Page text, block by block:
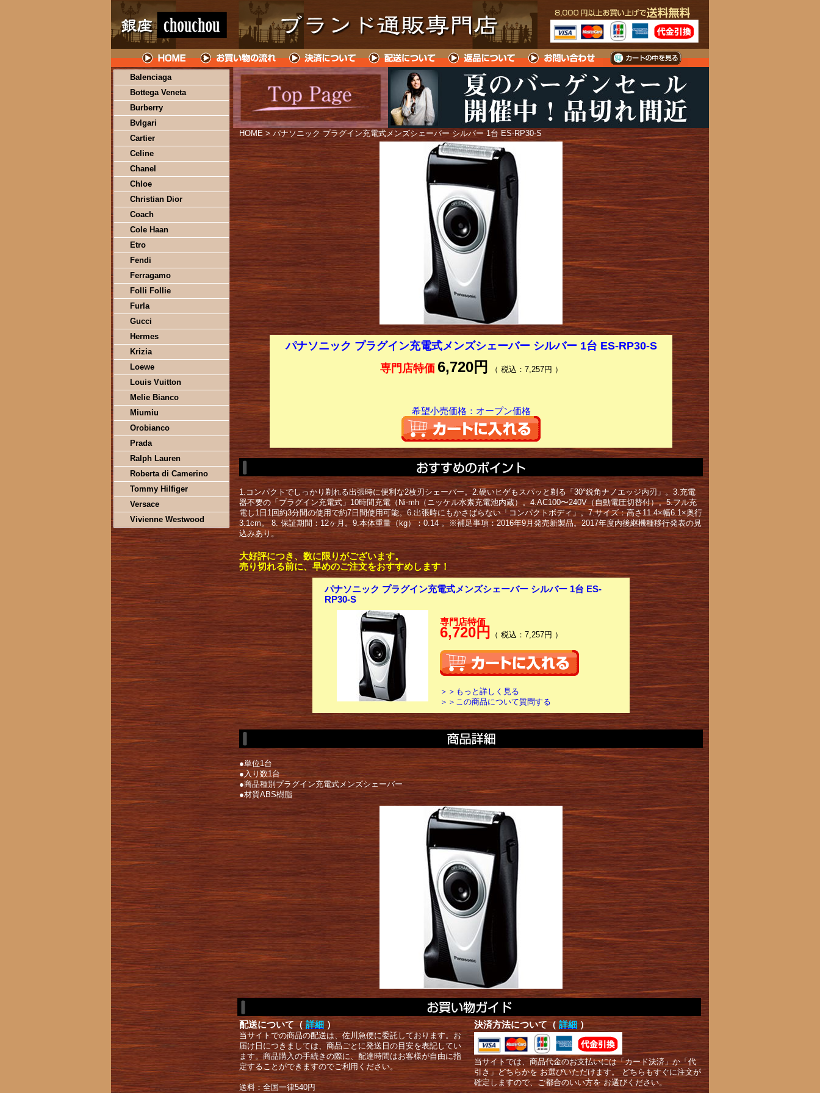
Balenciaga
Bottega Veneta
Burberry
Bvlgari
Cartier
Celine
Chanel
Chloe
Christian Dior
Coach
Cole Haan
Etro
Fendi
Ferragamo
Folli Follie
Furla
Gucci
Hermes
Krizia
Loewe
Louis Vuitton
Melie Bianco
Miumiu
Orobianco
Prada
Ralph Lauren
Roberta di Camerino
Tommy Hilfiger
Versace
Vivienne Westwood
HOME > パナソニック プラグイン充電式メンズシェーバー シルバー 1台 ES-RP30-S
パナソニック プラグイン充電式メンズシェーバー シルバー 1台 ES-RP30-S
専門店特価 6,720円 （ 税込：7,257円 ）
希望小売価格：オープン価格
1.コンパクトでしっかり剃れる出張時に便利な2枚刃シェーバー。2.硬いヒゲもスパッと剃る「30°鋭角ナノエッジ内刃」。3.充電
器不要の「プラグイン充電式」10時間充電（Ni-mh（ニッケル水素充電池内蔵）。4.AC100〜240V（自動電圧切替付）。5.フル充
電し1日1回約3分間の使用で約7日間使用可能。6.出張時にもかさばらない「コンパクトボディ」。7.サイズ：高さ11.4×幅6.1×奥行
3.1cm。 8. 保証期間：12ヶ月。9.本体重量（kg）：0.14 。※補足事項：2016年9月発売新製品。2017年度内後継機種移行発表の見
込みあり。
大好評につき、数に限りがございます。
売り切れる前に、早めのご注文をおすすめします！
パナソニック プラグイン充電式メンズシェーバー シルバー 1台 ES-
RP30-S
専門店特価
6,720円 （ 税込：7,257円 ）
＞＞もっと詳しく見る
＞＞この商品について質問する
●単位1台
●入り数1台
●商品種別プラグイン充電式メンズシェーバー
●材質ABS樹脂
配送について（ 詳細 ）
当サイトでの商品の配送は、佐川急便に委託しております。お
届け日につきましては、商品ごとに発送日の目安を表記してい
ます。商品購入の手続きの際に、配達時間はお客様が自由に指
定することができますのでご利用ください。
送料：全国一律540円
決済方法について（ 詳細 ）
当サイトでは、商品代金のお支払いには「カード決済」か「代
引き」どちらかを お選びいただけます。 どちらもすぐに注文が
確定しますので、ご都合のいい方を お選びください。